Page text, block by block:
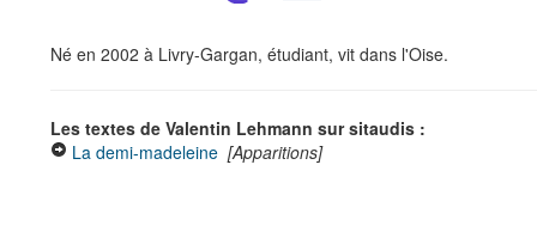
Né en 2002 à Livry-Gargan, étudiant, vit dans l'Oise.
Les textes de Valentin Lehmann sur sitaudis :
La demi-madeleine [Apparitions]